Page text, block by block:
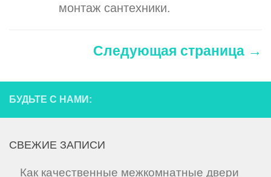
монтаж сантехники.
Следующая страница →
БУДЬТЕ С НАМИ:
СВЕЖИЕ ЗАПИСИ
Как качественные межкомнатные двери